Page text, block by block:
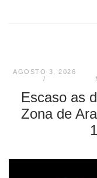
AGOSTO 3, 2026
Escaso as
Zona de